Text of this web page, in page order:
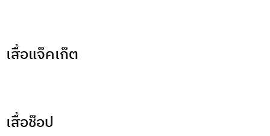
เสื้อแจ็คเก็ต
เสื้อช็อป